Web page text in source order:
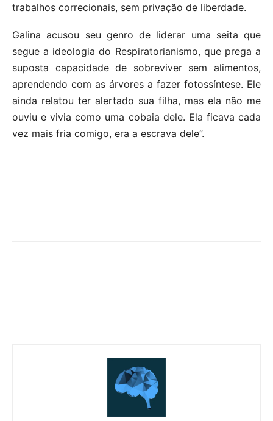
trabalhos correcionais, sem privação de liberdade.
Galina acusou seu genro de liderar uma seita que
segue a ideologia do Respiratorianismo, que prega a
suposta capacidade de sobreviver sem alimentos,
aprendendo com as árvores a fazer fotossíntese. Ele
ainda relatou ter alertado sua filha, mas ela não me
ouviu e vivia como uma cobaia dele. Ela ficava cada
vez mais fria comigo, era a escrava dele”.